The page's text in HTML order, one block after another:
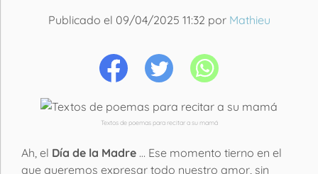
Publicado el 09/04/2025 11:32 por Mathieu
Textos de poemas para recitar a su mamá
Ah, el Día de la Madre … Ese momento tierno en el
que queremos expresar todo nuestro amor, sin